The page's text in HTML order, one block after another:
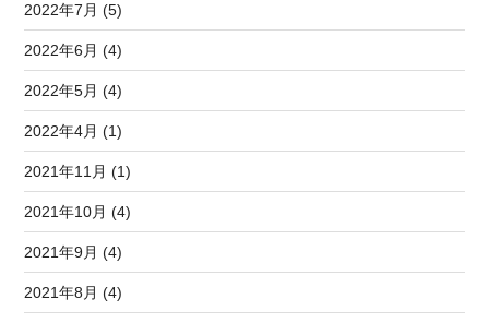
2022年7月 (5)
2022年6月 (4)
2022年5月 (4)
2022年4月 (1)
2021年11月 (1)
2021年10月 (4)
2021年9月 (4)
2021年8月 (4)